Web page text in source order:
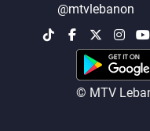
@mtvlebanon
© MTV